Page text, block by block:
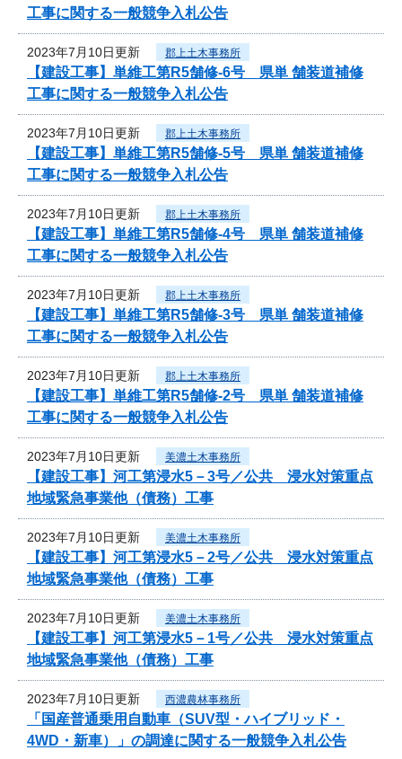
工事に関する一般競争入札公告
2023年7月10日更新 郡上土木事務所
【建設工事】単維工第R5舗修-6号 県単 舗装道補修
工事に関する一般競争入札公告
2023年7月10日更新 郡上土木事務所
【建設工事】単維工第R5舗修-5号 県単 舗装道補修
工事に関する一般競争入札公告
2023年7月10日更新 郡上土木事務所
【建設工事】単維工第R5舗修-4号 県単 舗装道補修
工事に関する一般競争入札公告
2023年7月10日更新 郡上土木事務所
【建設工事】単維工第R5舗修-3号 県単 舗装道補修
工事に関する一般競争入札公告
2023年7月10日更新 郡上土木事務所
【建設工事】単維工第R5舗修-2号 県単 舗装道補修
工事に関する一般競争入札公告
2023年7月10日更新 美濃土木事務所
【建設工事】河工第浸水5－3号／公共 浸水対策重点
地域緊急事業他（債務）工事
2023年7月10日更新 美濃土木事務所
【建設工事】河工第浸水5－2号／公共 浸水対策重点
地域緊急事業他（債務）工事
2023年7月10日更新 美濃土木事務所
【建設工事】河工第浸水5－1号／公共 浸水対策重点
地域緊急事業他（債務）工事
2023年7月10日更新 西濃農林事務所
「国産普通乗用自動車（SUV型・ハイブリッド・
4WD・新車）」の調達に関する一般競争入札公告